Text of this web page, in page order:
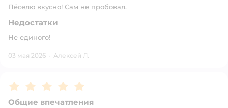
Пёселю вкусно! Сам не пробовал.
Недостатки
Не единого!
03 мая 2026 · Алексей Л.
Рейтинг:5
Общие впечатления